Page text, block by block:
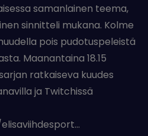
samanlainen teema,
sinnitteli mukana. Kolme
pois pudotuspeleistä
Maanantaina 18.15
ratkaiseva kuudes
ja Twitchissä